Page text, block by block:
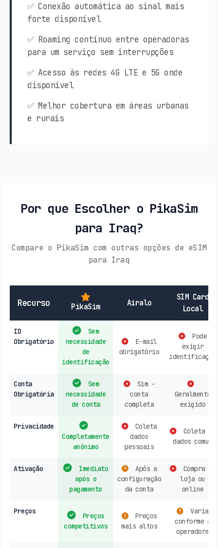
✅ Conexão automática ao sinal mais
forte disponível
✅ Roaming contínuo entre operadoras
para um serviço sem interrupções
✅ Acesso às redes 4G LTE e 5G onde
disponível
✅ Melhor cobertura em áreas urbanas
e rurais
Por que Escolher o PikaSim
para Iraq?
Compare o PikaSim com outras opções de eSIM
para Iraq
Recurso PikaSim Airalo
SIM Card
Local
ID
Obrigatório
Sem
necessidade
de
identificação
E-mail
obrigatório
Pode
exigir
identificação
Conta
Obrigatória
Sem
necessidade
de conta
Sim -
conta
completa
Geralmente
exigido
Privacidade
Completamente
anônimo
Coleta
dados
pessoais
Coleta de
dados comum
Ativação
Imediato
após o
pagamento
Após a
configuração
da conta
Compra em
loja ou
online
Preços
Preços
competitivos
Preços
mais altos
Varia
conforme a
operadora